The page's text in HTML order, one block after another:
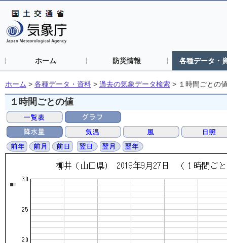
ホーム 防災情報 各種データ・
ホーム > 各種データ・資料 > 過去の気象データ検索 > １時間ごとの
１時間ごとの値